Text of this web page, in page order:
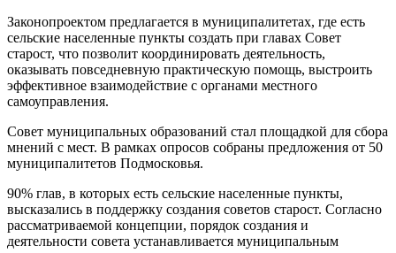
Законопроектом предлагается в муниципалитетах, где есть
сельские населенные пункты создать при главах Совет
старост, что позволит координировать деятельность,
оказывать повседневную практическую помощь, выстроить
эффективное взаимодействие с органами местного
самоуправления.
Совет муниципальных образований стал площадкой для сбора
мнений с мест. В рамках опросов собраны предложения от 50
муниципалитетов Подмосковья.
90% глав, в которых есть сельские населенные пункты,
высказались в поддержку создания советов старост. Согласно
рассматриваемой концепции, порядок создания и
деятельности совета устанавливается муниципальным